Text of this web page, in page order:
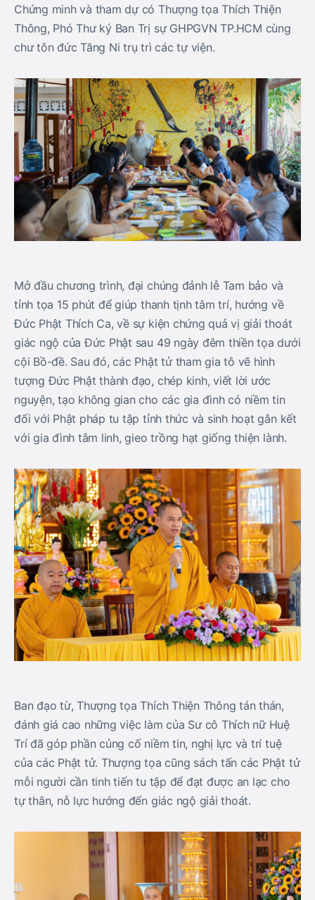
Chứng minh và tham dự có Thượng tọa Thích Thiện
Thông, Phó Thư ký Ban Trị sự GHPGVN TP.HCM cùng
chư tôn đức Tăng Ni trụ trì các tự viện.
Mở đầu chương trình, đại chúng đảnh lễ Tam bảo và
tỉnh tọa 15 phút để giúp thanh tịnh tâm trí, hướng về
Đức Phật Thích Ca, về sự kiện chứng quả vị giải thoát
giác ngộ của Đức Phật sau 49 ngày đêm thiền tọa dưới
cội Bồ-đề. Sau đó, các Phật tử tham gia tô vẽ hình
tượng Đức Phật thành đạo, chép kinh, viết lời ước
nguyện, tạo không gian cho các gia đình có niềm tin
đối với Phật pháp tu tập tỉnh thức và sinh hoạt gắn kết
với gia đình tâm linh, gieo trồng hạt giống thiện lành.
Ban đạo từ, Thượng tọa Thích Thiện Thông tán thán,
đánh giá cao những việc làm của Sư cô Thích nữ Huệ
Trí đã góp phần củng cố niềm tin, nghị lực và trí tuệ
của các Phật tử. Thượng tọa cũng sách tấn các Phật tử
mỗi người cần tinh tiến tu tập để đạt được an lạc cho
tự thân, nỗ lực hướng đến giác ngộ giải thoát.